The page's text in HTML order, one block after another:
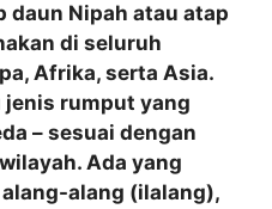
daun Nipah atau atap
di seluruh
Afrika, serta Asia.
jenis rumput yang
– sesuai dengan
Ada yang
alang (ilalang),